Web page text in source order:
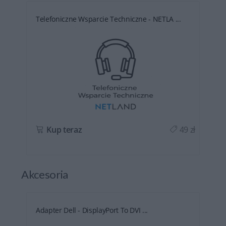
Telefoniczne Wsparcie Techniczne - NETLA ...
Kup teraz 49 zł
Akcesoria
Adapter Dell - DisplayPort To DVI ...